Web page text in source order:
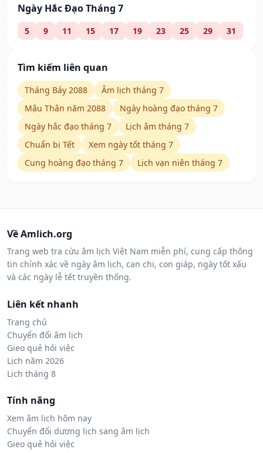
Ngày Hắc Đạo Tháng 7
5 9 11 15 17 19 23 25 29 31
Tìm kiếm liên quan
Tháng Bảy 2088
Âm lịch tháng 7
Mậu Thân năm 2088
Ngày hoàng đạo tháng 7
Ngày hắc đạo tháng 7
Lịch âm tháng 7
Chuẩn bị Tết
Xem ngày tốt tháng 7
Cung hoàng đạo tháng 7
Lịch vạn niên tháng 7
Về Amlich.org
Trang web tra cứu âm lịch Việt Nam miễn phí, cung cấp thông
tin chính xác về ngày âm lịch, can chi, con giáp, ngày tốt xấu
và các ngày lễ tết truyền thống.
Liên kết nhanh
Trang chủ
Chuyển đổi âm lịch
Gieo quẻ hỏi việc
Lịch năm 2026
Lịch tháng 8
Tính năng
Xem âm lịch hôm nay
Chuyển đổi dương lịch sang âm lịch
Gieo quẻ hỏi việc